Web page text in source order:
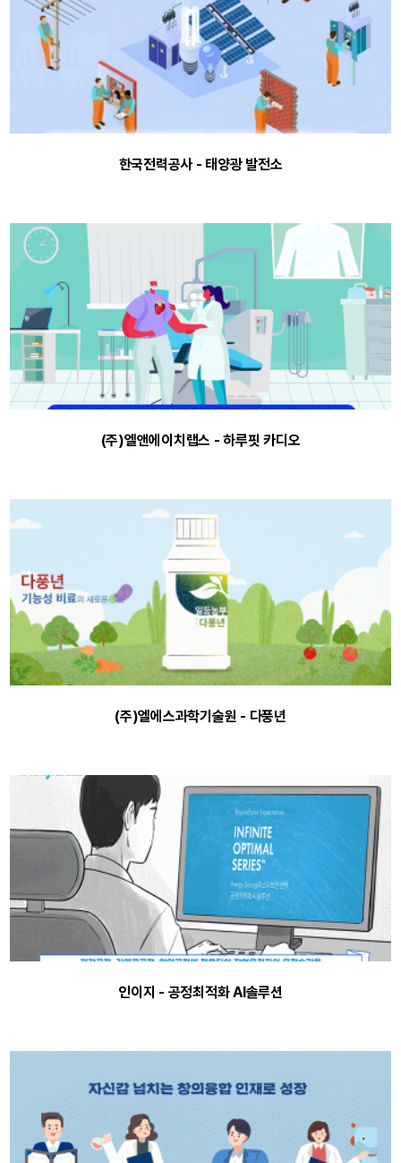
한국전력공사 - 태양광 발전소
(주)엘앤에이치랩스 - 하루핏 카디오
(주)엘에스과학기술원 - 다풍년
인이지 - 공정최적화 AI솔루션